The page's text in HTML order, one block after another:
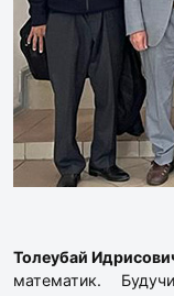
Толеубай
математик.